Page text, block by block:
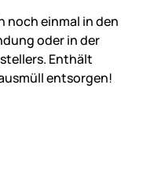
noch einmal in den
oder in der
Enthält
entsorgen!